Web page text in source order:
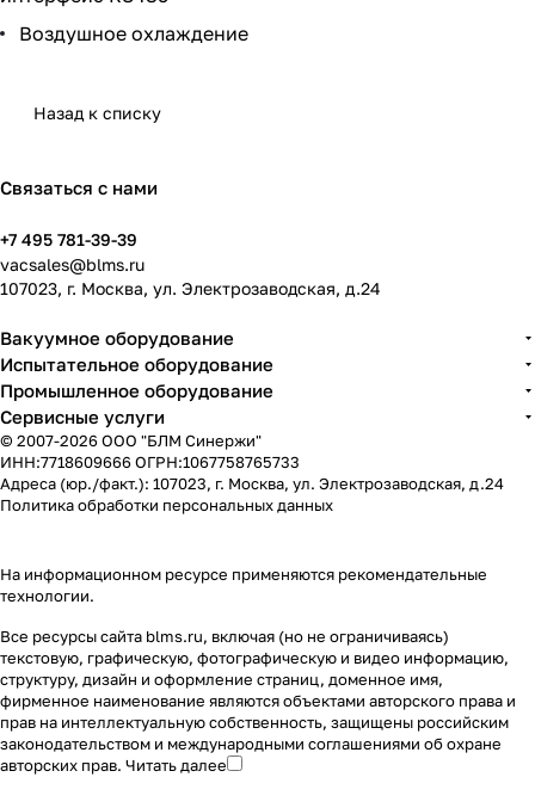
Воздушное охлаждение
Назад к списку
Связаться с нами
+7 495 781-39-39
vacsales@blms.ru
107023, г. Москва, ул. Электрозаводская, д.24
Вакуумное оборудование
Испытательное оборудование
Промышленное оборудование
Сервисные услуги
© 2007-2026 ООО "БЛМ Синержи"
ИНН:7718609666 ОГРН:1067758765733
Адреса (юр./факт.): 107023, г. Москва, ул. Электрозаводская, д.24
Политика обработки персональных данных
На информационном ресурсе применяются рекомендательные
технологии.
Все ресурсы сайта blms.ru, включая (но не ограничиваясь)
текстовую, графическую, фотографическую и видео информацию,
структуру, дизайн и оформление страниц, доменное имя,
фирменное наименование являются объектами авторского права и
прав на интеллектуальную собственность, защищены российским
законодательством и международными соглашениями об охране
авторских прав. Читать далее